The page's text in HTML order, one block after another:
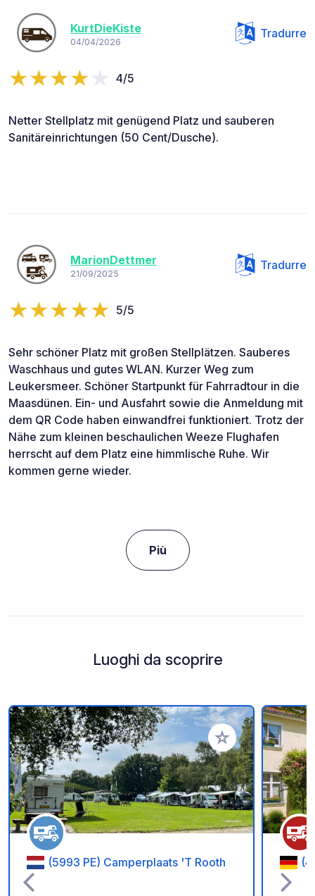
KurtDieKiste
04/04/2026
Tradurre
4/5
Netter Stellplatz mit genügend Platz und sauberen
Sanitäreinrichtungen (50 Cent/Dusche).
MarionDettmer
21/09/2025
Tradurre
5/5
Sehr schöner Platz mit großen Stellplätzen. Sauberes
Waschhaus und gutes WLAN. Kurzer Weg zum
Leukersmeer. Schöner Startpunkt für Fahrradtour in die
Maasdünen. Ein- und Ausfahrt sowie die Anmeldung mit
dem QR Code haben einwandfrei funktioniert. Trotz der
Nähe zum kleinen beschaulichen Weeze Flughafen
herrscht auf dem Platz eine himmlische Ruhe. Wir
kommen gerne wieder.
Più
Luoghi da scoprire
Aggiungi ai tuoi
(5993 PE) Camperplaats 'T Rooth